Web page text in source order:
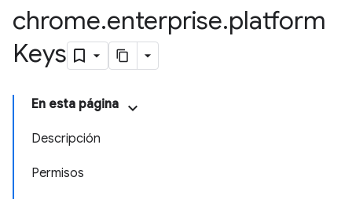
chrome.enterprise.platform
Keys
En esta página
Descripción
Permisos